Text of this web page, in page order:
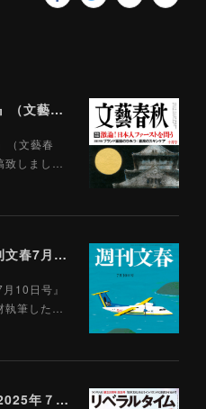
【寄稿】『文藝春秋 十月号』（文藝春秋）9/10
（文藝春
致しまし…
【企画構成取材執筆】『週刊文春7月10日号』（文藝春秋）7/3
10日号』
執筆した…
【寄稿】『リベラルタイム 2025年７月号』（リベラルタイム出版社）6/3